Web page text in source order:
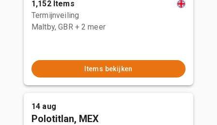
1,152 Items
Termijnveiling
Maltby, GBR + 2 meer
Items bekijken
14 aug
Polotitlan, MEX